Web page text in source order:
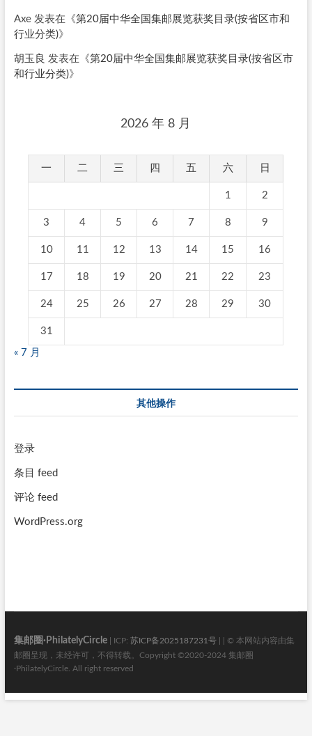
Axe发表在《第20届中华全国集邮展览获奖目录(按省区市和
行业分类)》
胡玉良 发表在《第20届中华全国集邮展览获奖目录(按省区市
和行业分类)》
2026 年 8 月
一 二 三 四 五 六 日
1 2
3 4 5 6 7 8 9
10 11 12 13 14 15 16
17 18 19 20 21 22 23
24 25 26 27 28 29 30
31
« 7 月
其他操作
登录
条目 feed
评论 feed
WordPress.org
集邮圈·PhilatelyCircle| ICP: 苏ICP备2025187231号| | © 本网站内容由集
邮圈呈现，未经许可，不得转载。Copyright ©2020-2024 集邮圈
·PhilatelyCircle. All right reserved